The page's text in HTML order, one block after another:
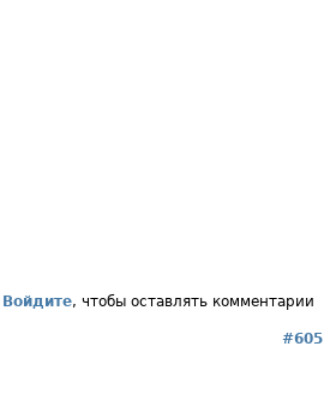
Войдите, чтобы оставлять комментарии
#605